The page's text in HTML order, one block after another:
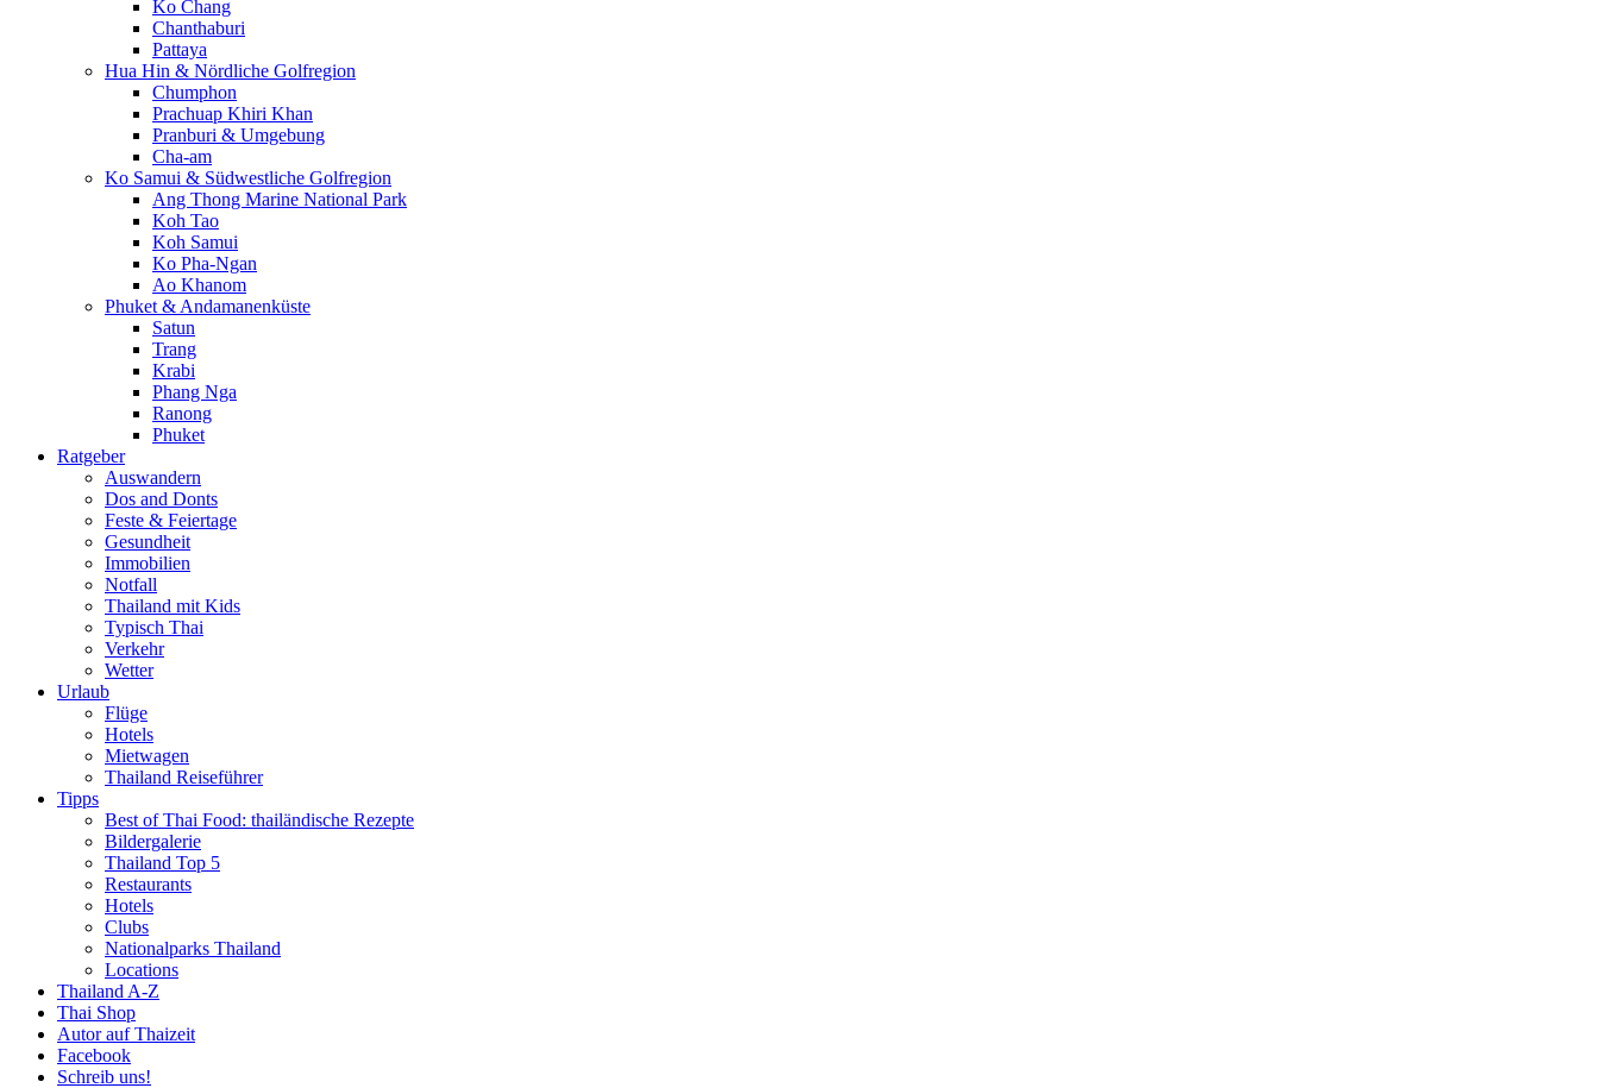
Ko Chang
Chanthaburi
Pattaya
Hua Hin & Nördliche Golfregion
Chumphon
Prachuap Khiri Khan
Pranburi & Umgebung
Cha-am
Ko Samui & Südwestliche Golfregion
Ang Thong Marine National Park
Koh Tao
Koh Samui
Ko Pha-Ngan
Ao Khanom
Phuket & Andamanenküste
Satun
Trang
Krabi
Phang Nga
Ranong
Phuket
Ratgeber
Auswandern
Dos and Donts
Feste & Feiertage
Gesundheit
Immobilien
Notfall
Thailand mit Kids
Typisch Thai
Verkehr
Wetter
Urlaub
Flüge
Hotels
Mietwagen
Thailand Reiseführer
Tipps
Best of Thai Food: thailändische Rezepte
Bildergalerie
Thailand Top 5
Restaurants
Hotels
Clubs
Nationalparks Thailand
Locations
Thailand A-Z
Thai Shop
Autor auf Thaizeit
Facebook
Schreib uns!